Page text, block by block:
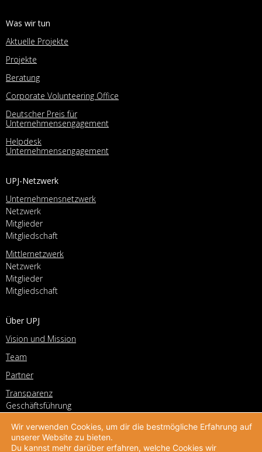
Was wir tun
Aktuelle Projekte
Projekte
Beratung
Corporate Volunteering Office
Deutscher Preis für
Unternehmensengagement
Helpdesk
Unternehmensengagement
UPJ-Netzwerk
Unternehmensnetzwerk
Netzwerk
Mitglieder
Mitgliedschaft
Mittlernetzwerk
Netzwerk
Mitglieder
Mitgliedschaft
Über UPJ
Vision und Mission
Team
Partner
Transparenz
Geschäftsführung
Geschichte
Stellenangebote
Wir verwenden Cookies, um dir die bestmögliche Erfahrung auf
unserer Website zu bieten.
Du kannst mehr darüber erfahren, welche Cookies wir